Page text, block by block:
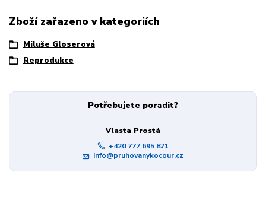
Zboží zařazeno v kategoriích
Miluše Gloserová
Reprodukce
Potřebujete poradit?
Vlasta Prostá
+420 777 695 871
info@pruhovanykocour.cz